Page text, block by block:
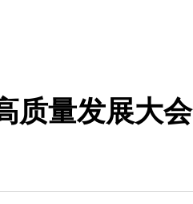
质量发展大会